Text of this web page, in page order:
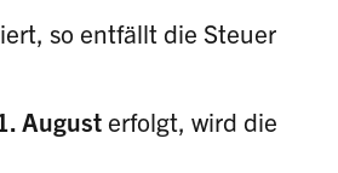
so entfällt die Steuer
August erfolgt, wird die